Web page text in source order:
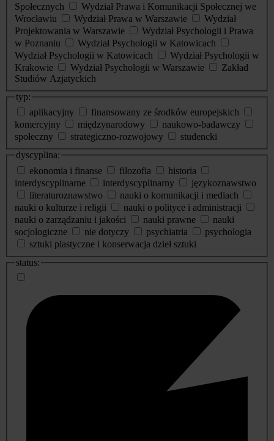
Społecznych
Wydział Prawa i Komunikacji Społecznej we
Wrocławiu
Wydział Prawa w Warszawie
Wydział
Projektowania w Warszawie
Wydział Psychologii i Prawa
w Poznaniu
Wydział Psychologii w Katowicach
Wydział Psychologii w Katowicach
Wydział Psychologii w
Krakowie
Wydział Psychologii w Warszawie
Zakład
Studiów Azjatyckich
typ:
aplikacyjny
finansowany ze środków europejskich
komercyjny
międzynarodowy
naukowo-badawczy
społeczny
strategiczno-rozwojowy
studencki
dyscyplina:
ekonomia i finanse
filozofia
historia
interdyscyplinarne
interdyscyplinarny
językoznawstwo
literaturoznawstwo
nauki o komunikacji i mediach
nauki o kulturze i religii
nauki o polityce i administracji
nauki o zarządzaniu i jakości
nauki prawne
nauki
socjologiczne
nie dotyczy psychiatria
psychologia
sztuki plastyczne i konserwacja dzieł sztuki
status: